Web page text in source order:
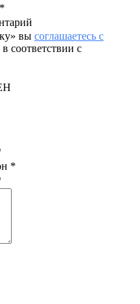
*
вы соглашаетесь с
в соответствии с
*